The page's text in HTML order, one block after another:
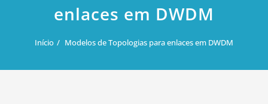
enlaces em DWDM
Início Modelos de Topologias para enlaces em DWDM